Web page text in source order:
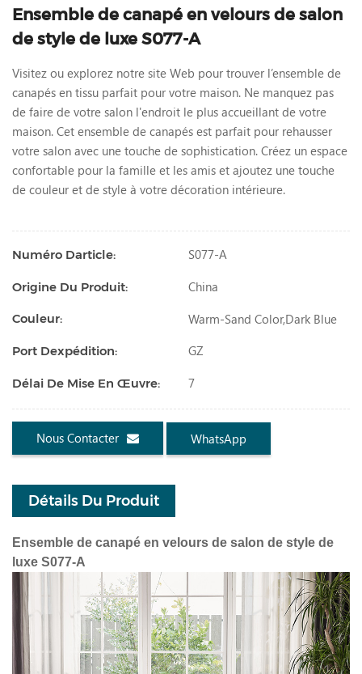
Ensemble de canapé en velours de salon
de style de luxe S077-A
Visitez ou explorez notre site Web pour trouver l’ensemble de
canapés en tissu parfait pour votre maison. Ne manquez pas
de faire de votre salon l'endroit le plus accueillant de votre
maison. Cet ensemble de canapés est parfait pour rehausser
votre salon avec une touche de sophistication. Créez un espace
confortable pour la famille et les amis et ajoutez une touche
de couleur et de style à votre décoration intérieure.
Numéro Darticle: S077-A
Origine Du Produit: China
Couleur: Warm-Sand Color,dark Blue
Port Dexpédition: GZ
Délai De Mise En Œuvre: 7
Nous Contacter WhatsApp
Détails Du Produit
Ensemble de canapé en velours de salon de style de
luxe S077-A